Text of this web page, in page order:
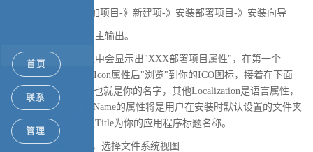
首页
联系
管理
2.菜单-》文件-》添加项目-》新建项-》安装部署项目-》安装向导
选择上面那个项目的主输出。
在安装项目的属性栏中会显示出"XXX部署项目属性"，在第一个
AddRemoveProgramsIcon属性后"浏览"到你的ICO图标，接着在下面
Author输入作者名，也就是你的名字，其他Localization是语言属性，
Manufacturer,ProductName的属性将是用户在安装时默认设置的文件夹
路径一部分了，设置Title为你的应用程序标题名称。
3.右击"安装项目"上，选择文件系统视图